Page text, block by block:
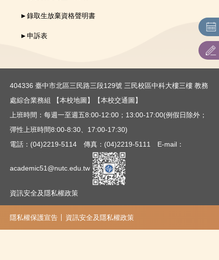
各系所招生相關資訊網
聯合招生：主辦單位連結
表件下載
► 錄取生放棄資格聲明書
► 申訴表
404336 臺中市北區三民路三段129號 三民校區中科大樓三樓 教務
處綜合業務組
【本校地圖】
【本校交通圖】
上班時間：每週一至週五8:00-12:00；13:00-17:00(例假日除外；
彈性上班時間8:00-8:30、17:00-17:30)
電話：(04)2219-5114 傳真：(04)2219-5111 E-mail：
academic51@nutc.edu.tw
資訊安全及隱私權政策
隱私權保護宣告 資訊安全及隱私權政策